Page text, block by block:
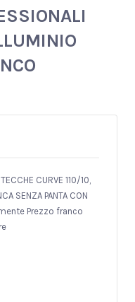
CURVE 110/10,
SENZA PANTA CON
Prezzo franco